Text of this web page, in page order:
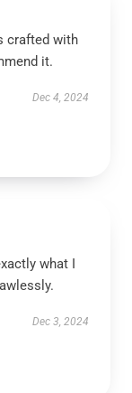
crafted with
it.
Dec 4, 2024
what I
Dec 3, 2024